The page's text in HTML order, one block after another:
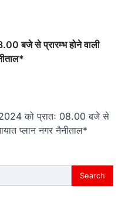
बजे से प्रारम्भ होने वाली
को प्रातः 08.00 बजे से
प्लान नगर नैनीताल*